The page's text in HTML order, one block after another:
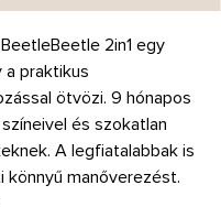
2in1 egy
a praktikus
ötvözi. 9 hónapos
és szokatlan
A legfiatalabbak is
manőverezést.